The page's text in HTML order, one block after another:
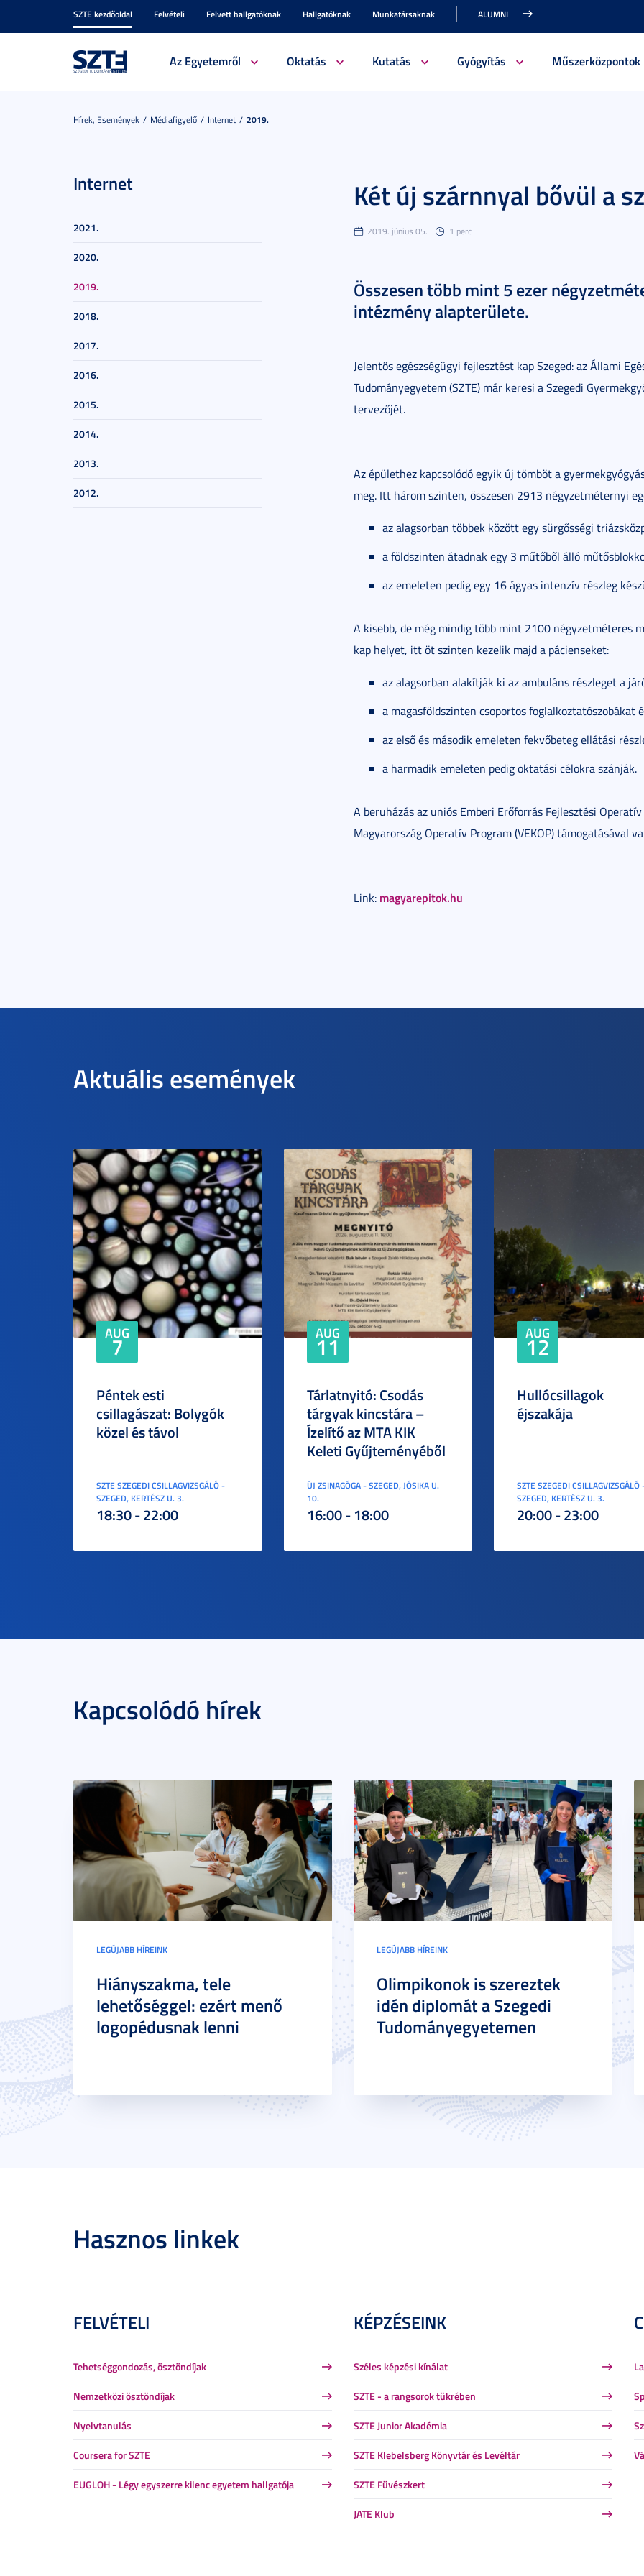
SZTE kezdőoldal Felvételi Felvett hallgatóknak Hallgatóknak Munkatársaknak ALUMNI
Az Egyetemről Oktatás Kutatás Gyógyítás Műszerközpontok
Hírek, Események Médiafigyelő Internet 2019.
Internet
2021.
2020.
2019.
2018.
2017.
2016.
2015.
2014.
2013.
2012.
Két új szárnnyal bővül a
2019. június 05. 1 perc
Összesen több mint 5 ezer
intézmény alapterülete.
Jelentős egészségügyi fejlesztést kap Szeged: az Állami
Tudományegyetem (SZTE) már keresi a Szegedi
tervezőjét.
Az épülethez kapcsolódó egyik új tömböt a
meg. Itt három szinten, összesen 2913 négyzetméternyi
az alagsorban többek között egy sürgősségi
a földszinten átadnak egy 3 műtőből álló
az emeleten pedig egy 16 ágyas intenzív részleg
A kisebb, de még mindig több mint 2100 négyzetméteres
kap helyet, itt öt szinten kezelik majd a pácienseket:
az alagsorban alakítják ki az ambuláns részleget a
a magasföldszinten csoportos foglalkoztatószobákat
az első és második emeleten fekvőbeteg ellátási
a harmadik emeleten pedig oktatási célokra szánják.
A beruházás az uniós Emberi Erőforrás Fejlesztési
Magyarország Operatív Program (VEKOP) támogatásával
Link: magyarepitok.hu
Aktuális események
AUG
7
Péntek esti
csillagászat: Bolygók
közel és távol
SZTE SZEGEDI CSILLAGVIZSGÁLÓ -
SZEGED, KERTÉSZ U. 3.
18:30 - 22:00
AUG
11
Tárlatnyitó: Csodás
tárgyak kincstára –
Ízelítő az MTA KIK
Keleti Gyűjteményéből
ÚJ ZSINAGÓGA - SZEGED, JÓSIKA U.
10.
16:00 - 18:00
AUG
12
Hullócsillagok
éjszakája
SZTE SZEGEDI CSILLAGVIZSGÁLÓ
SZEGED, KERTÉSZ U. 3.
20:00 - 23:00
Kapcsolódó hírek
LEGÚJABB HÍREINK
Hiányszakma, tele
lehetőséggel: ezért menő
logopédusnak lenni
LEGÚJABB HÍREINK
Olimpikonok is szereztek
idén diplomát a Szegedi
Tudományegyetemen
Hasznos linkek
FELVÉTELI
Tehetséggondozás, ösztöndíjak
Nemzetközi ösztöndíjak
Nyelvtanulás
Coursera for SZTE
EUGLOH - Légy egyszerre kilenc egyetem hallgatója
KÉPZÉSEINK
Széles képzési kínálat
SZTE - a rangsorok tükrében
SZTE Junior Akadémia
SZTE Klebelsberg Könyvtár és Levéltár
SZTE Füvészkert
JATE Klub